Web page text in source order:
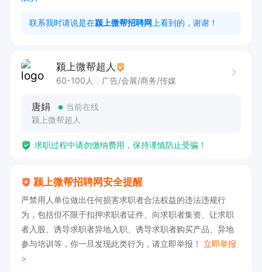
职五险、带薪年假、节日福利、员工食堂。
联系我时请说是在颍上微帮招聘网 上看到的，谢谢！
颍上微帮超人
60-100人 广告/会展/商务/传媒
唐娟
当前在线
颍上微帮超人
求职过程中请勿缴纳费用，保持谨慎防止受骗！
颍上微帮招聘网安全提醒
严禁用人单位做出任何损害求职者合法权益的违法违规行
为，包括但不限于扣押求职者证件、向求职者集资、让求职
者入股、诱导求职者异地入职、诱导求职者购买产品、异地
参与培训等，你一旦发现此类行为，请立即举报！ 立即举报
>